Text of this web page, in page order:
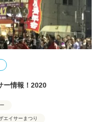
ー情報！2020
エイサーまつり